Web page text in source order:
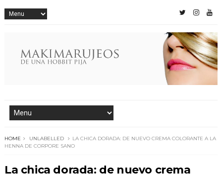
HOME UNLABELLED
LA CHICA DORADA: DE NUEVO CREMA COLORANTE A LA
HENNA DE CORPORE SANO
La chica dorada: de nuevo crema